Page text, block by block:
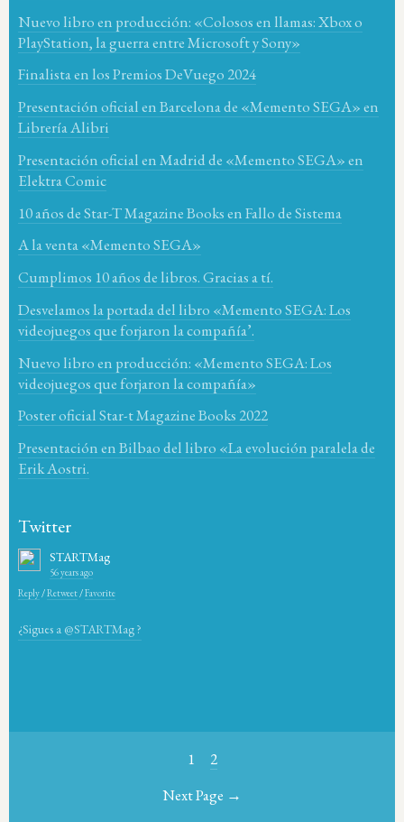
Nuevo libro en producción: «Colosos en llamas: Xbox o
PlayStation, la guerra entre Microsoft y Sony»
Finalista en los Premios DeVuego 2024
Presentación oficial en Barcelona de «Memento SEGA» en
Librería Alibri
Presentación oficial en Madrid de «Memento SEGA» en
Elektra Comic
10 años de Star-T Magazine Books en Fallo de Sistema
A la venta «Memento SEGA»
Cumplimos 10 años de libros. Gracias a tí.
Desvelamos la portada del libro «Memento SEGA: Los
videojuegos que forjaron la compañía’.
Nuevo libro en producción: «Memento SEGA: Los
videojuegos que forjaron la compañía»
Poster oficial Star-t Magazine Books 2022
Presentación en Bilbao del libro «La evolución paralela de
Erik Aostri.
Twitter
STARTMag
56 years ago
Reply /Retweet /Favorite
¿Sigues a @STARTMag ?
1
2
Next Page →